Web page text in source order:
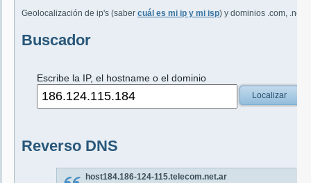
Geolocalización de ip's (saber cuál es mi ip y mi isp) y dominios .com, .net,
Buscador
Escribe la IP, el hostname o el dominio
Localizar
Reverso DNS
host184.186-124-115.telecom.net.ar